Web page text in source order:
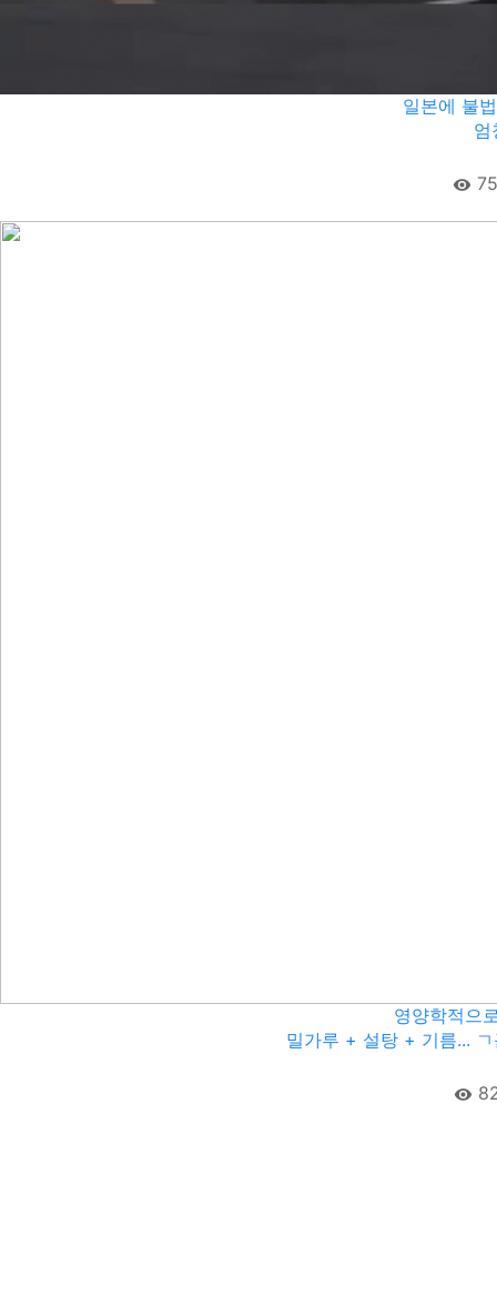
일본에 불
엄
영양학적으
밀가루 + 설탕 + 기름...